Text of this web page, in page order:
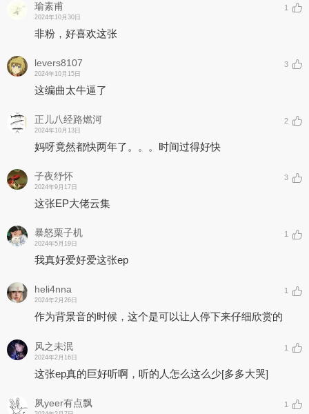
以梦境折射现实。《画中戏》意在表达功名财富甚至情感与生命都留
不住，既然一切皆虚妄，何不放下细大不捐的欲念，日常风景与日复
一日的平淡可能才是⼈最终的归宿。
在词的创作思路方面， 除了提炼《邯郸记》中“一切皆虚妄”的主旨来
写作，部分句子也以《邯郸记》中出现过的比较特殊的遣词造句手法
类似的方法来写就——
“客惊秋色山东宅，宅东山色秋惊客。卢姓旧家儒，儒家旧姓卢。隐
名何借问？问借何名隐？生小误痴情，情痴误小生。”
句也同样以前后句同字不同序表达不同语义的方式写作。歌曲的部分
旋律也暗合了词的写作方式，做了顺序和逆序的镜像结构设计。
旋律在和声和副歌的设计多用离调、转调，试图描绘出色彩斑斓，光
影迷幻的“万华镜“里的画面。整首歌在配器上从深幽清淡开始，随着
音乐走向在第一次副歌开始增加更多色泽和细节，营造如棱镜光线变
化般迷幻的梦境感，在第二次副歌五光十色到达顶点，然后开始回收
至最初最简单的动机里，回归单纯与深邃。
《本无》
“情”常被归为世俗之事，而《南柯记》中的情却有出世之思考，在发
梦中生情，在至情中参悟。
“出世”与“入世”，“情”与“空”，是《本无》这首歌从《南柯记》中提炼
出来的想要传递的信息。
“梦了为觉，情了为佛。”
——从词到曲和配器都在结构上做了镜像设计。前奏前的主歌歌词抽
瑜素甫
2024年10月30日
1
非粉，好喜欢这张
levers8107
2024年10月15日
3
这编曲太牛逼了
正儿八经路燃河
2024年10月13日
2
妈呀竟然都快两年了。。。时间过得好快
子夜纾怀
2024年9月17日
3
这张EP大佬云集
暴怒栗子机
2024年5月19日
1
我真好爱好爱这张ep
heli4nna
2024年2月26日
1
作为背景音的时候，这个是可以让人停下来仔细欣赏的
风之未泯
2024年2月16日
1
这张ep真的巨好听啊，听的人怎么这么少[多多大哭]
夙yeer有点飘 1